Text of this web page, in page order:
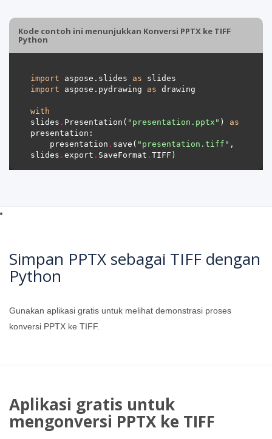
Kode contoh ini menunjukkan Konversi PPTX ke TIFF
Python
import aspose.slides as
import aspose.pydrawing as
with
slides . Presentation( "presentation.pptx" ) as
    presentation
. save( "presentation.tiff" ,
slides . export . SaveFormat .
Simpan PPTX sebagai TIFF dengan
Python
Gunakan aplikasi gratis untuk melihat demonstrasi proses
konversi PPTX ke TIFF.
Aplikasi gratis untuk
mengonversi PPTX ke TIFF